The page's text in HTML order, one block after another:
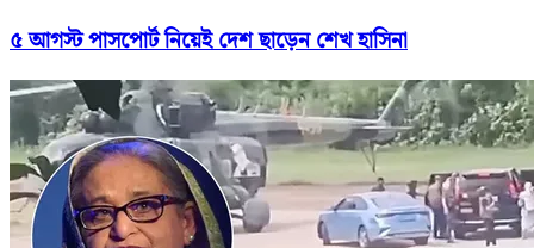
৫ আগস্ট পাসপোর্ট নিয়েই দেশ ছাড়েন শেখ হাসিনা